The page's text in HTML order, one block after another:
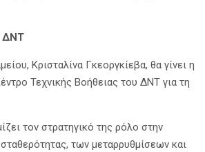
ΔΝΤ
Κρισταλίνα Γκεοργκίεβα, θα γίνει η
Τεχνικής Βοήθειας του ΔΝΤ για τη
τον στρατηγικό της ρόλο στην
των μεταρρυθμίσεων και